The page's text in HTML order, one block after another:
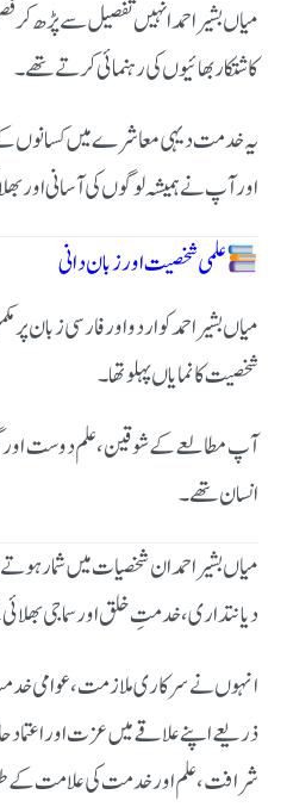
میاں بشیر احمد انہیں تفصیل سے پڑھ
کاشتکار بھائیوں کی رہنمائی کرتے تھے۔
یہ خدمت دیہی معاشرے میں کسانوں کے
اور آپ نے ہمیشہ لوگوں کی آسانی اور
علمی شخصیت اور زبان دانی
میاں بشیر احمد کو اردو اور فارسی زبان
شخصیت کا نمایاں پہلو تھا۔
آپ مطالعے کے شوقین، علم دوست اور
انسان تھے۔
میاں بشیر احمد ان شخصیات میں شمار
دیانتداری، خدمتِ خلق اور سماجی
انہوں نے سرکاری ملازمت، عوامی
ذریعے اپنے علاقے میں عزت اور
شرافت، علم اور خدمت کی علامت کے